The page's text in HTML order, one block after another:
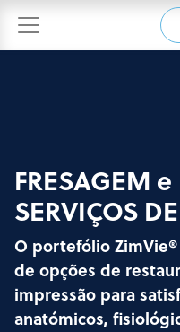
FRESAGEM e
SERVIÇOS
O portefólio
de opções de
impressão para
anatómicos,